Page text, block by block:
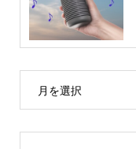
月を選択